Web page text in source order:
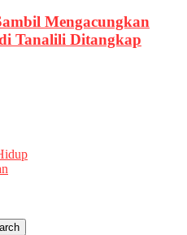
Mengacungkan
Tanalili Ditangkap